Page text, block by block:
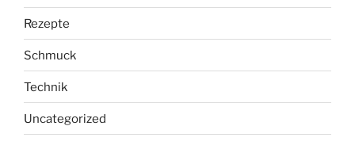
Rezepte
Schmuck
Technik
Uncategorized